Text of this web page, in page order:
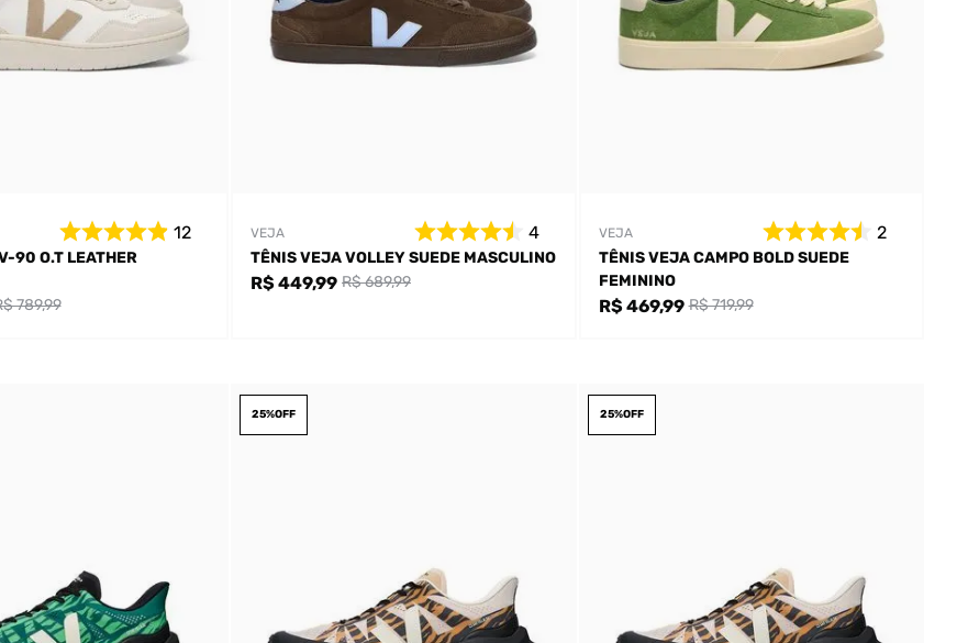
12
90 O.T LEATHER
789,99
VEJA 4
TÊNIS VEJA VOLLEY SUEDE MASCULINO
R$ 449,99 R$ 689,99
VEJA 2
TÊNIS VEJA CAMPO BOLD SUEDE
FEMININO
R$ 469,99 R$ 719,99
25%OFF 25%OFF